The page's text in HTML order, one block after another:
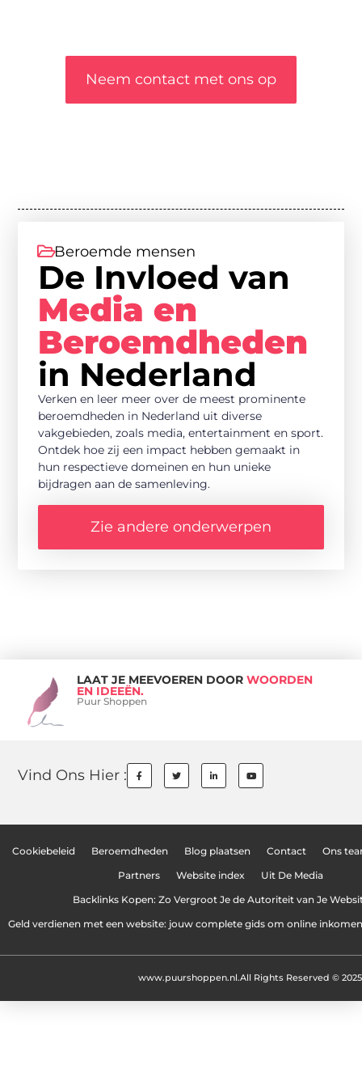
Neem contact met ons op
Beroemde mensen
De Invloed van
Media en
Beroemdheden
in Nederland
Verken en leer meer over de meest prominente
beroemdheden in Nederland uit diverse
vakgebieden, zoals media, entertainment en sport.
Ontdek hoe zij een impact hebben gemaakt in
hun respectieve domeinen en hun unieke
bijdragen aan de samenleving.
Zie andere onderwerpen
LAAT JE MEEVOEREN DOOR WOORDEN
EN IDEEËN.
Puur Shoppen
Vind Ons Hier :
Cookiebeleid Beroemdheden Blog plaatsen Contact Ons
Partners Website index Uit De Media
Backlinks Kopen: Zo Vergroot Je de Autoriteit van Je
Geld verdienen met een website: jouw complete gids om online
All Rights Reserved © 2025
www.puurshoppen.nl.